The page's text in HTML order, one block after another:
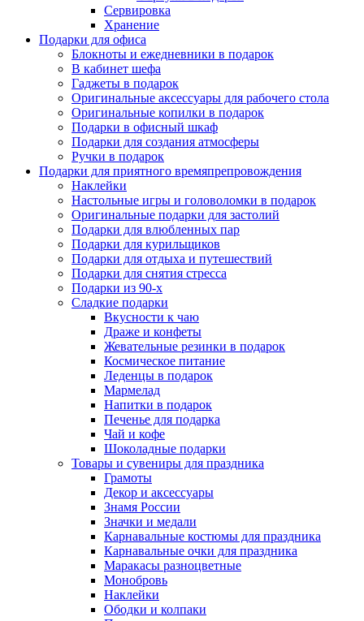
Сервировка
Хранение
Подарки для офиса
Блокноты и ежедневники в подарок
В кабинет шефа
Гаджеты в подарок
Оригинальные аксессуары для рабочего стола
Оригинальные копилки в подарок
Подарки в офисный шкаф
Подарки для создания атмосферы
Ручки в подарок
Подарки для приятного времяпрепровождения
Наклейки
Настольные игры и головоломки в подарок
Оригинальные подарки для застолий
Подарки для влюбленных пар
Подарки для курильщиков
Подарки для отдыха и путешествий
Подарки для снятия стресса
Подарки из 90-х
Сладкие подарки
Вкусности к чаю
Драже и конфеты
Жевательные резинки в подарок
Космическое питание
Леденцы в подарок
Мармелад
Напитки в подарок
Печенье для подарка
Чай и кофе
Шоколадные подарки
Товары и сувениры для праздника
Грамоты
Декор и аксессуары
Знамя России
Значки и медали
Карнавальные костюмы для праздника
Карнавальные очки для праздника
Маракасы разноцветные
Монобровь
Наклейки
Ободки и колпаки